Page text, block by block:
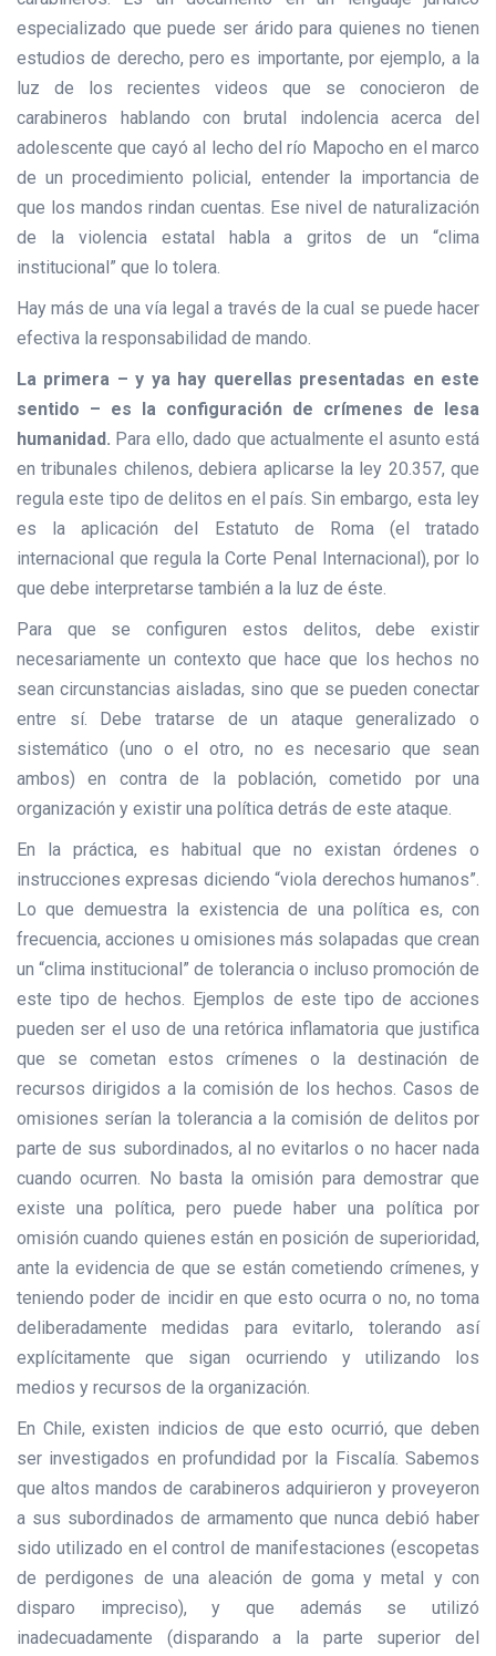
especializado que puede ser árido para quienes no tienen
estudios de derecho, pero es importante, por ejemplo, a la
luz de los recientes videos que se conocieron de
carabineros hablando con brutal indolencia acerca del
adolescente que cayó al lecho del río Mapocho en el marco
de un procedimiento policial, entender la importancia de
que los mandos rindan cuentas. Ese nivel de naturalización
de la violencia estatal habla a gritos de un “clima
institucional” que lo tolera.
Hay más de una vía legal a través de la cual se puede hacer
efectiva la responsabilidad de mando.
La primera – y ya hay querellas presentadas en este
sentido – es la configuración de crímenes de lesa
humanidad. Para ello, dado que actualmente el asunto está
en tribunales chilenos, debiera aplicarse la ley 20.357, que
regula este tipo de delitos en el país. Sin embargo, esta ley
es la aplicación del Estatuto de Roma (el tratado
internacional que regula la Corte Penal Internacional), por lo
que debe interpretarse también a la luz de éste.
Para que se configuren estos delitos, debe existir
necesariamente un contexto que hace que los hechos no
sean circunstancias aisladas, sino que se pueden conectar
entre sí. Debe tratarse de un ataque generalizado o
sistemático (uno o el otro, no es necesario que sean
ambos) en contra de la población, cometido por una
organización y existir una política detrás de este ataque.
En la práctica, es habitual que no existan órdenes o
instrucciones expresas diciendo “viola derechos humanos”.
Lo que demuestra la existencia de una política es, con
frecuencia, acciones u omisiones más solapadas que crean
un “clima institucional” de tolerancia o incluso promoción de
este tipo de hechos. Ejemplos de este tipo de acciones
pueden ser el uso de una retórica inflamatoria que justifica
que se cometan estos crímenes o la destinación de
recursos dirigidos a la comisión de los hechos. Casos de
omisiones serían la tolerancia a la comisión de delitos por
parte de sus subordinados, al no evitarlos o no hacer nada
cuando ocurren. No basta la omisión para demostrar que
existe una política, pero puede haber una política por
omisión cuando quienes están en posición de superioridad,
ante la evidencia de que se están cometiendo crímenes, y
teniendo poder de incidir en que esto ocurra o no, no toma
deliberadamente medidas para evitarlo, tolerando así
explícitamente que sigan ocurriendo y utilizando los
medios y recursos de la organización.
En Chile, existen indicios de que esto ocurrió, que deben
ser investigados en profundidad por la Fiscalía. Sabemos
que altos mandos de carabineros adquirieron y proveyeron
a sus subordinados de armamento que nunca debió haber
sido utilizado en el control de manifestaciones (escopetas
de perdigones de una aleación de goma y metal y con
disparo impreciso), y que además se utilizó
inadecuadamente (disparando a la parte superior del